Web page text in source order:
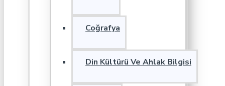
Coğrafya
Din Kültürü Ve Ahlak Bilgisi